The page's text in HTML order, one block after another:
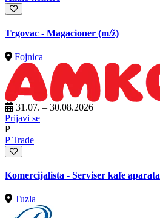
Trgovac - Magacioner (m/ž)
Fojnica
31.07. – 30.08.2026
Prijavi se
P+
P Trade
Komercijalista - Serviser kafe aparata
Tuzla